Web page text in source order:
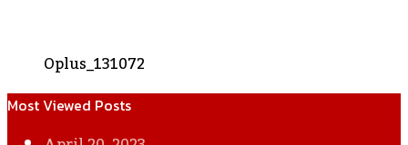
Oplus_131072
Most Viewed Posts